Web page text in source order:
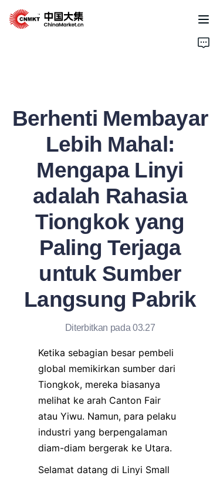
Berhenti Membayar
Lebih Mahal:
Mengapa Linyi
adalah Rahasia
Tiongkok yang
Paling Terjaga
untuk Sumber
Langsung Pabrik
Diterbitkan pada 03.27
Ketika sebagian besar pembeli
global memikirkan sumber dari
Tiongkok, mereka biasanya
melihat ke arah Canton Fair
atau Yiwu. Namun, para pelaku
industri yang berpengalaman
diam-diam bergerak ke Utara.
Selamat datang di Linyi Small
Cases
News
Solutions